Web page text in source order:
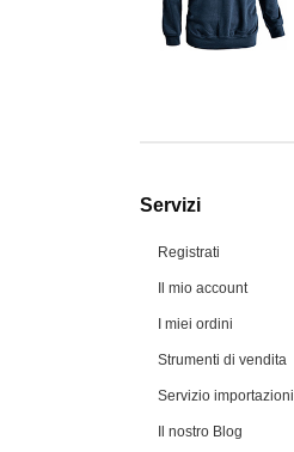
Servizi
Registrati
Il mio account
I miei ordini
Strumenti di vendita
Servizio importazioni
Il nostro Blog